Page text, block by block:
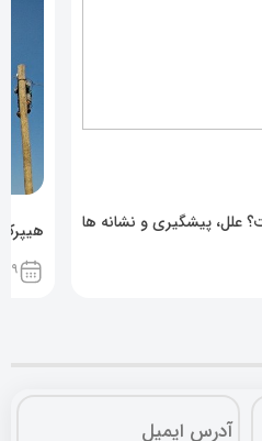
علل، پیشگیری و نشانه ها
1169